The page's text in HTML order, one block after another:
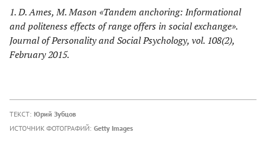
1. D. Ames, M. Mason «Tandem anchoring: Informational
and politeness effects of range offers in social exchange».
Journal of Personality and Social Psychology, vol. 108(2),
February 2015.
ТЕКСТ: Юрий Зубцов
ИСТОЧНИК ФОТОГРАФИЙ: Getty Images